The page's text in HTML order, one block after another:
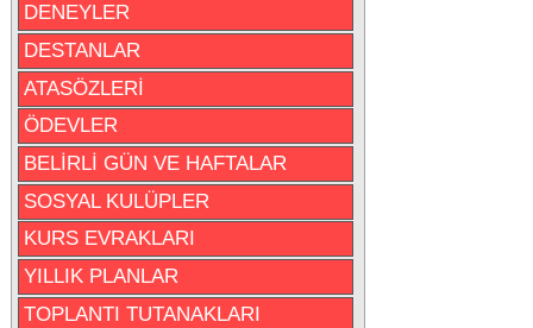
DENEYLER
DESTANLAR
ATASÖZLERİ
ÖDEVLER
BELİRLİ GÜN VE HAFTALAR
SOSYAL KULÜPLER
KURS EVRAKLARI
YILLIK PLANLAR
TOPLANTI TUTANAKLARI